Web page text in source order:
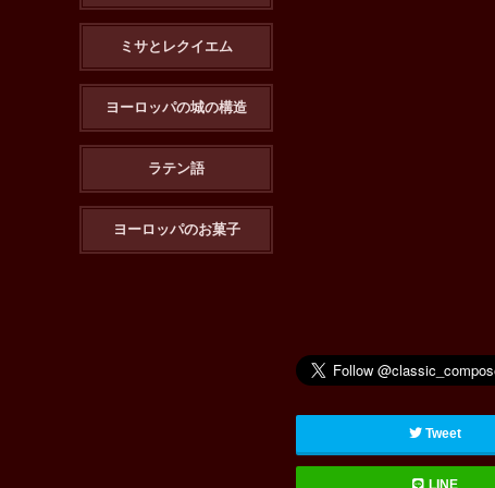
Tweet
LINE
ミサとレクイエム
ヨーロッパの城の構造
ラテン語
ヨーロッパのお菓子